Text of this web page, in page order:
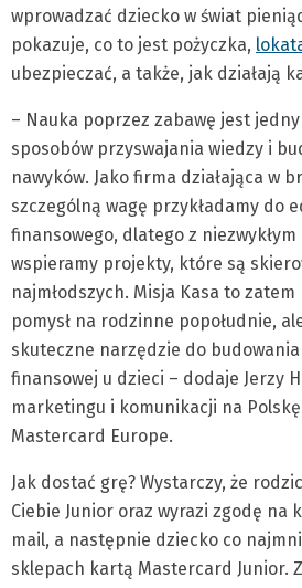
wprowadzać dziecko w świat
pokazuje, co to jest pożyczka,
ubezpieczać, a także, jak działają
– Nauka poprzez zabawę jest
sposobów przyswajania wiedzy i
nawyków. Jako firma działająca w
szczególną wagę przykładamy do
finansowego, dlatego z
wspieramy projekty, które są
najmłodszych. Misja Kasa to
pomysł na rodzinne popołudnie,
skuteczne narzędzie do budowania
finansowej u dzieci – dodaje Jerzy
marketingu i komunikacji na
Mastercard Europe.
Jak dostać grę? Wystarczy, że
Ciebie Junior oraz wyrazi zgodę na
mail, a następnie dziecko co
sklepach kartą Mastercard Junior.